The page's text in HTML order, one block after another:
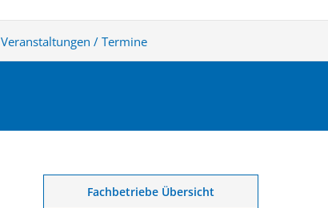
Veranstaltungen / Termine
Fachbetriebe Übersicht